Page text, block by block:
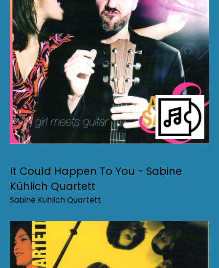
It Could Happen To You - Sabine
Kühlich Quartett
Sabine Kühlich Quartett